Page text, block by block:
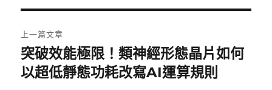
章
導
上一篇文章
上
一
突破效能極限！類神經形態晶片如何
以超低靜態功耗改寫AI運算規則